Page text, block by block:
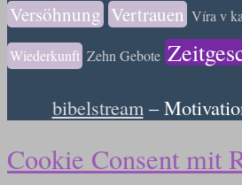
Versöhnung Vertrauen Víra v
Wiederkunft Zehn Gebote
bibelstream–
Cookie Consent mit